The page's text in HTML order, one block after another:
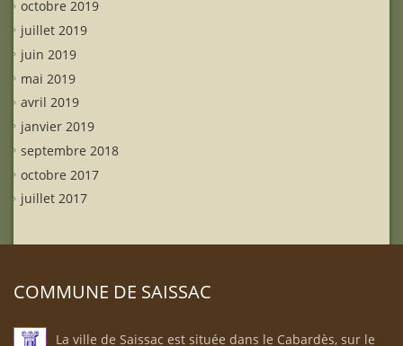
octobre 2019
juillet 2019
juin 2019
mai 2019
avril 2019
janvier 2019
septembre 2018
octobre 2017
juillet 2017
COMMUNE DE SAISSAC
La ville de Saissac est située dans le Cabardès, sur le